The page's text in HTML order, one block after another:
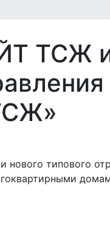
ТСЖ
нового типового